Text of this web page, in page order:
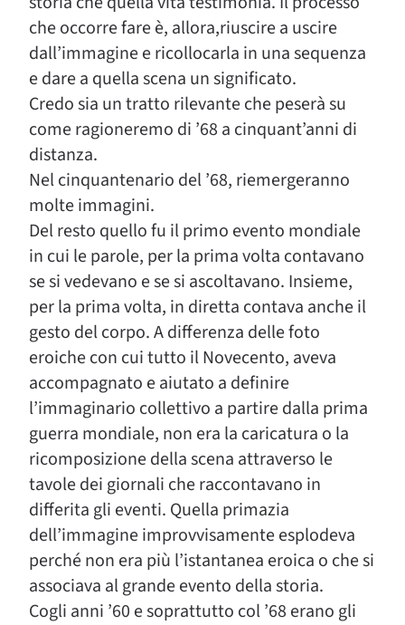
che occorre fare è, allora,riuscire a uscire
dall’immagine e ricollocarla in una sequenza
e dare a quella scena un significato.
Credo sia un tratto rilevante che peserà su
come ragioneremo di ’68 a cinquant’anni di
distanza.
Nel cinquantenario del ’68, riemergeranno
molte immagini.
Del resto quello fu il primo evento mondiale
in cui le parole, per la prima volta contavano
se si vedevano e se si ascoltavano. Insieme,
per la prima volta, in diretta contava anche il
gesto del corpo. A differenza delle foto
eroiche con cui tutto il Novecento, aveva
accompagnato e aiutato a definire
l’immaginario collettivo a partire dalla prima
guerra mondiale, non era la caricatura o la
ricomposizione della scena attraverso le
tavole dei giornali che raccontavano in
differita gli eventi. Quella primazia
dell’immagine improvvisamente esplodeva
perché non era più l’istantanea eroica o che si
associava al grande evento della storia.
Cogli anni ’60 e soprattutto col ’68 erano gli